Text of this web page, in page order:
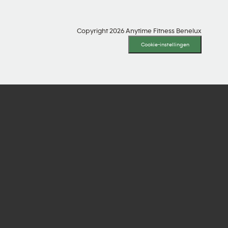
Copyright 2026 Anytime Fitness Benelux
Cookie-instellingen